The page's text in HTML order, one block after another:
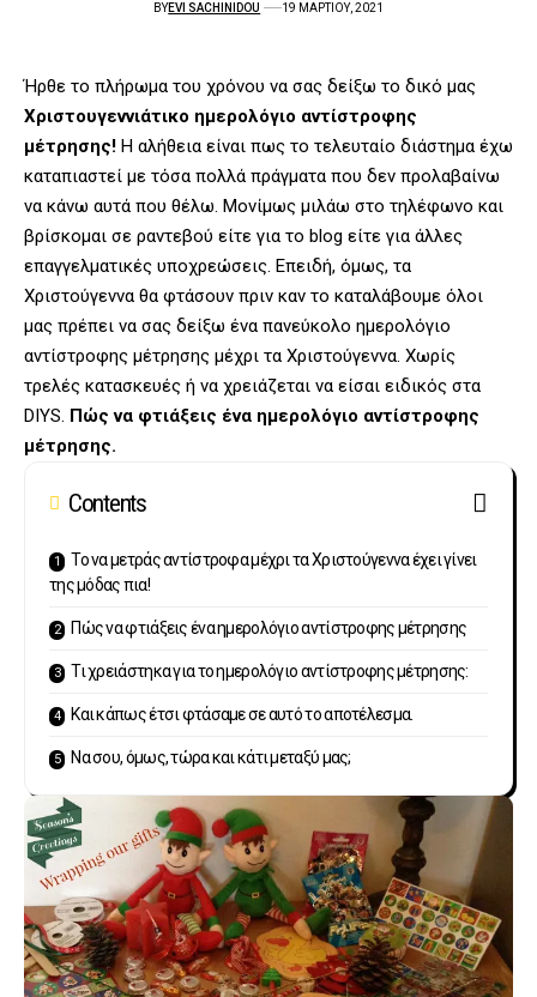
BYEVI SACHINIDOU 19 ΜΑΡΤΊΟΥ, 2021
Ήρθε το πλήρωμα του χρόνου να σας δείξω το δικό μας
Χριστουγεννιάτικο ημερολόγιο αντίστροφης
μέτρησης! Η αλήθεια είναι πως το τελευταίο διάστημα έχω
καταπιαστεί με τόσα πολλά πράγματα που δεν προλαβαίνω
να κάνω αυτά που θέλω. Μονίμως μιλάω στο τηλέφωνο και
βρίσκομαι σε ραντεβού είτε για το blog είτε για άλλες
επαγγελματικές υποχρεώσεις. Επειδή, όμως, τα
Χριστούγεννα θα φτάσουν πριν καν το καταλάβουμε όλοι
μας πρέπει να σας δείξω ένα πανεύκολο ημερολόγιο
αντίστροφης μέτρησης μέχρι τα Χριστούγεννα. Χωρίς
τρελές κατασκευές ή να χρειάζεται να είσαι ειδικός στα
DIYS. Πώς να φτιάξεις ένα ημερολόγιο αντίστροφης
μέτρησης.
Contents
Το να μετράς αντίστροφα μέχρι τα Χριστούγεννα έχει γίνει
της μόδας πια!
Πώς να φτιάξεις ένα ημερολόγιο αντίστροφης μέτρησης
Τι χρειάστηκα για το ημερολόγιο αντίστροφης μέτρησης:
Και κάπως έτσι φτάσαμε σε αυτό το αποτέλεσμα.
Να σου, όμως, τώρα και κάτι μεταξύ μας;